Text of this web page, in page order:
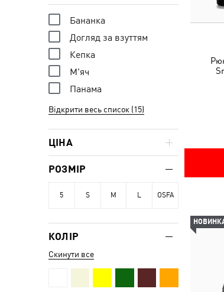
Бананка
Догляд за взуттям
Кепка
М'яч
Панама
Відкрити весь список (15)
ЦІНА
РОЗМІР
5 S M L OSFA
КОЛІР
Скинути все